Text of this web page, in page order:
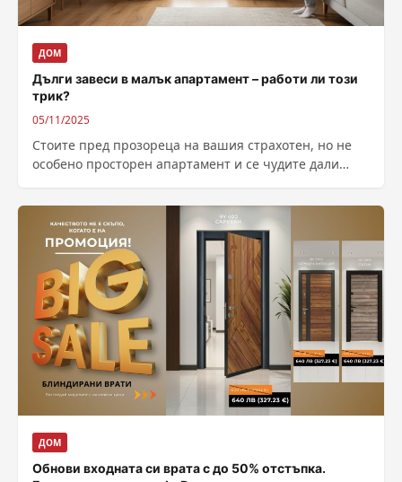
ДОМ
Дълги завеси в малък апартамент – работи ли този
трик?
05/11/2025
Стоите пред прозореца на вашия страхотен, но не
особено просторен апартамент и се чудите дали
ДОМ
Обнови входната си врата с до 50% отстъпка.